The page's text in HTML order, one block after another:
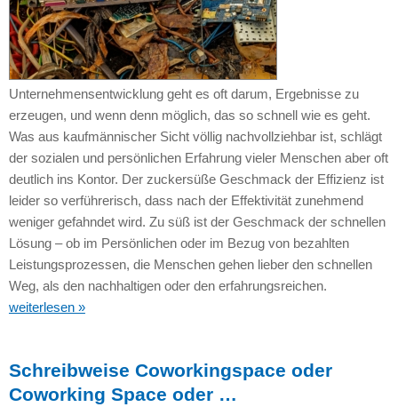
Unternehmensentwicklung geht es oft darum, Ergebnisse zu
erzeugen, und wenn denn möglich, das so schnell wie es geht.
Was aus kaufmännischer Sicht völlig nachvollziehbar ist, schlägt
der sozialen und persönlichen Erfahrung vieler Menschen aber oft
deutlich ins Kontor. Der zuckersüße Geschmack der Effizienz ist
leider so verführerisch, dass nach der Effektivität zunehmend
weniger gefahndet wird. Zu süß ist der Geschmack der schnellen
Lösung – ob im Persönlichen oder im Bezug von bezahlten
Leistungsprozessen, die Menschen gehen lieber den schnellen
Weg, als den nachhaltigen oder den erfahrungsreichen.
weiterlesen »
Schreibweise Coworkingspace oder
Coworking Space oder …